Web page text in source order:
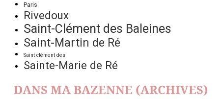
Paris
Rivedoux
Saint-Clément des Baleines
Saint-Martin de Ré
Saint clément des
Sainte-Marie de Ré
DANS MA BAZENNE (ARCHIVES)